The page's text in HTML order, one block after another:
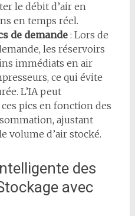
le débit d’air en
en temps réel.
de demande: Lors de
les réservoirs
immédiats en air
ce qui évite
L’IA peut
pics en fonction des
ajustant
volume d’air stocké.
des
avec